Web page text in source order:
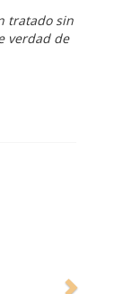
tratado sin
verdad de